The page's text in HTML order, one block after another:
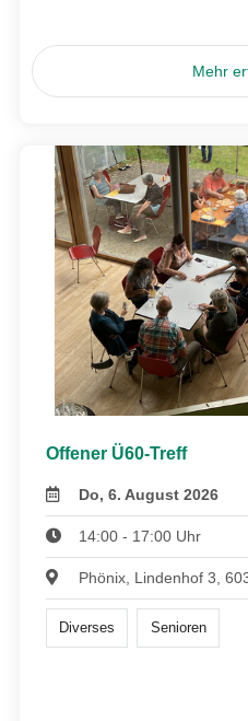
Mehr
Offener Ü60-Treff
Do, 6. August 2026
14:00 - 17:00 Uhr
Phönix, Lindenhof 3,
Diverses Senioren